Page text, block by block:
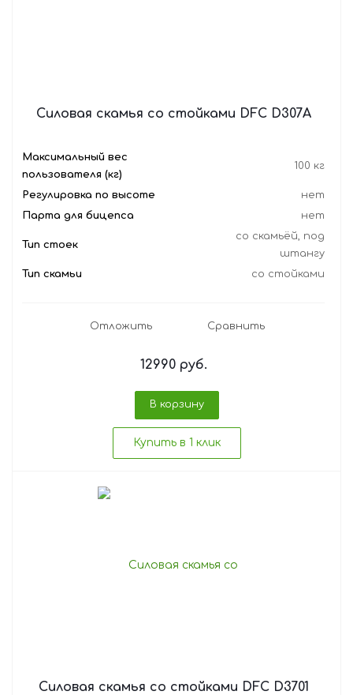
Силовая скамья со стойками DFC D307A
Максимальный вес
пользователя (кг)
100 кг
Регулировка по высоте
нет
Парта для бицепса
нет
Тип стоек
со скамьёй, под
штангу
Тип скамьи
со стойками
Отложить Сравнить
12990 руб.
В корзину
Купить в 1 клик
Силовая скамья со стойками DFC D3701